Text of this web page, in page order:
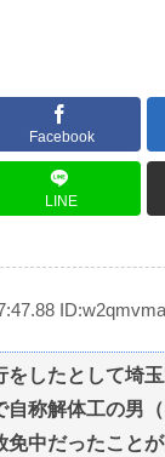
Facebook
LINE
をしたとして埼
称解体工の男（
中だったこと